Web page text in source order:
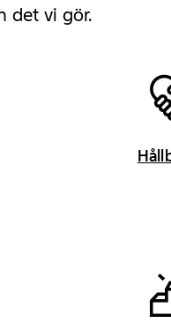
det vi gör.